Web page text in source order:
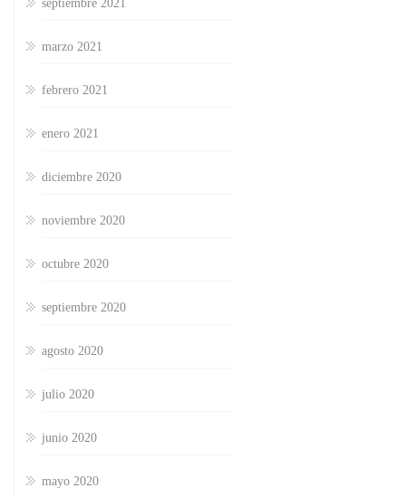
septiembre 2021
marzo 2021
febrero 2021
enero 2021
diciembre 2020
noviembre 2020
octubre 2020
septiembre 2020
agosto 2020
julio 2020
junio 2020
mayo 2020